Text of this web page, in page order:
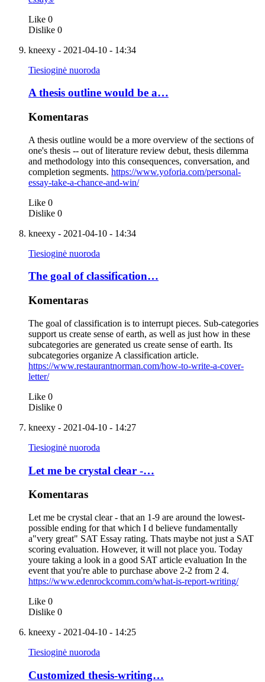
Like 0
Dislike 0
kneexy - 2021-04-10 - 14:34
Tiesioginė nuoroda
A thesis outline would be a…
Komentaras
A thesis outline would be a more overview of the sections of
one's thesis -- out of literature review debut, thesis dilemma
and methodology into this consequences, conversation, and
completion segments. https://www.yoforia.com/personal-
essay-take-a-chance-and-win/
Like 0
Dislike 0
kneexy - 2021-04-10 - 14:34
Tiesioginė nuoroda
The goal of classification…
Komentaras
The goal of classification is to interrupt pieces. Sub-categories
support us create sense of earth, as well as just how in these
subcategories are generated us create sense of earth. Its
subcategories organize A classification article.
https://www.restaurantnorman.com/how-to-write-a-cover-
letter/
Like 0
Dislike 0
kneexy - 2021-04-10 - 14:27
Tiesioginė nuoroda
Let me be crystal clear -…
Komentaras
Let me be crystal clear - that an 1-9 are around the lowest-
possible ending for that which I d believe fundamentally
a"very great" SAT Essay rating. Thats maybe not just a SAT
scoring evaluation. However, it will not place you. Today
youre taking a look in a good SAT article evaluation In the
event that you're able to purchase above 2-2 from 2 4.
https://www.edenrockcomm.com/what-is-report-writing/
Like 0
Dislike 0
kneexy - 2021-04-10 - 14:25
Tiesioginė nuoroda
Customized thesis-writing…